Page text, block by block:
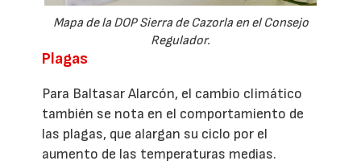
Mapa de la DOP Sierra de Cazorla en el Consejo
Regulador.
Plagas
Para Baltasar Alarcón, el cambio climático
también se nota en el comportamiento de
las plagas, que alargan su ciclo por el
aumento de las temperaturas medias.